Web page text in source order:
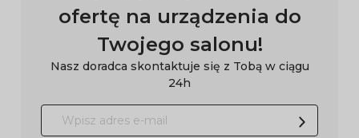
ofertę na urządzenia do
Twojego salonu!
Nasz doradca skontaktuje się z Tobą w ciągu
24h